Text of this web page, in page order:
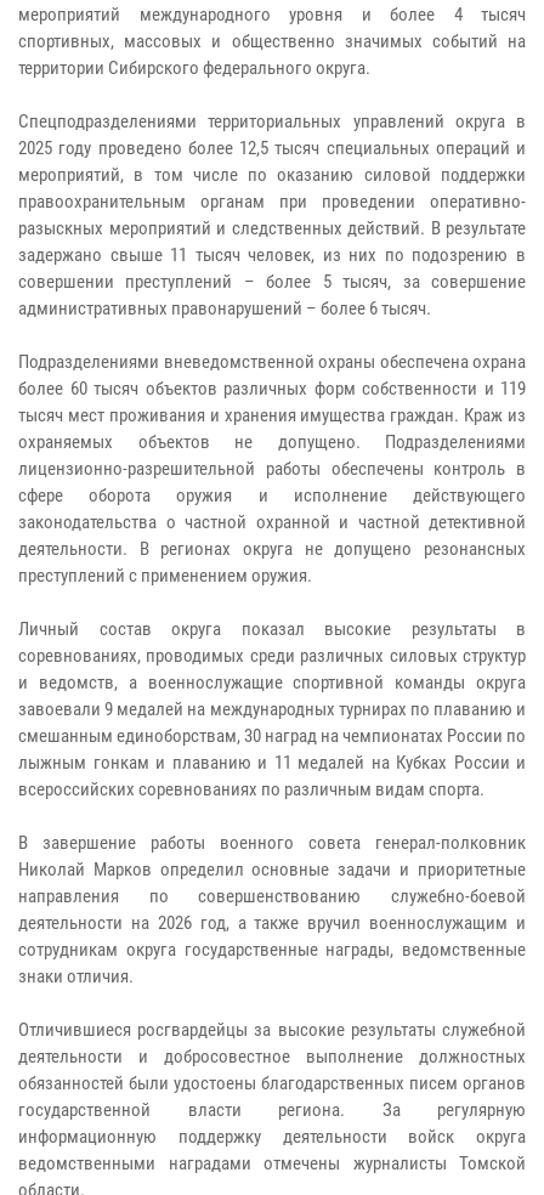
мероприятий международного уровня и более 4 тысяч
спортивных, массовых и общественно значимых событий на
территории Сибирского федерального округа.
Спецподразделениями территориальных управлений округа в
2025 году проведено более 12,5 тысяч специальных операций и
мероприятий, в том числе по оказанию силовой поддержки
правоохранительным органам при проведении оперативно-
разыскных мероприятий и следственных действий. В результате
задержано свыше 11 тысяч человек, из них по подозрению в
совершении преступлений – более 5 тысяч, за совершение
административных правонарушений – более 6 тысяч.
Подразделениями вневедомственной охраны обеспечена охрана
более 60 тысяч объектов различных форм собственности и 119
тысяч мест проживания и хранения имущества граждан. Краж из
охраняемых объектов не допущено. Подразделениями
лицензионно-разрешительной работы обеспечены контроль в
сфере оборота оружия и исполнение действующего
законодательства о частной охранной и частной детективной
деятельности. В регионах округа не допущено резонансных
преступлений с применением оружия.
Личный состав округа показал высокие результаты в
соревнованиях, проводимых среди различных силовых структур
и ведомств, а военнослужащие спортивной команды округа
завоевали 9 медалей на международных турнирах по плаванию и
смешанным единоборствам, 30 наград на чемпионатах России по
лыжным гонкам и плаванию и 11 медалей на Кубках России и
всероссийских соревнованиях по различным видам спорта.
В завершение работы военного совета генерал-полковник
Николай Марков определил основные задачи и приоритетные
направления по совершенствованию служебно-боевой
деятельности на 2026 год, а также вручил военнослужащим и
сотрудникам округа государственные награды, ведомственные
знаки отличия.
Отличившиеся росгвардейцы за высокие результаты служебной
деятельности и добросовестное выполнение должностных
обязанностей были удостоены благодарственных писем органов
государственной власти региона. За регулярную
информационную поддержку деятельности войск округа
ведомственными наградами отмечены журналисты Томской
области.